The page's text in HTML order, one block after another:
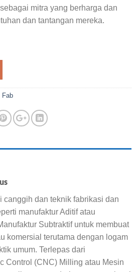
mitra yang berharga dan
dan tantangan mereka.
Fab
canggih dan teknik fabrikasi dan
manufaktur Aditif atau
Subtraktif untuk membuat
komersial terutama dengan logam
umum. Terlepas dari
Control (CNC) Milling atau Mesin